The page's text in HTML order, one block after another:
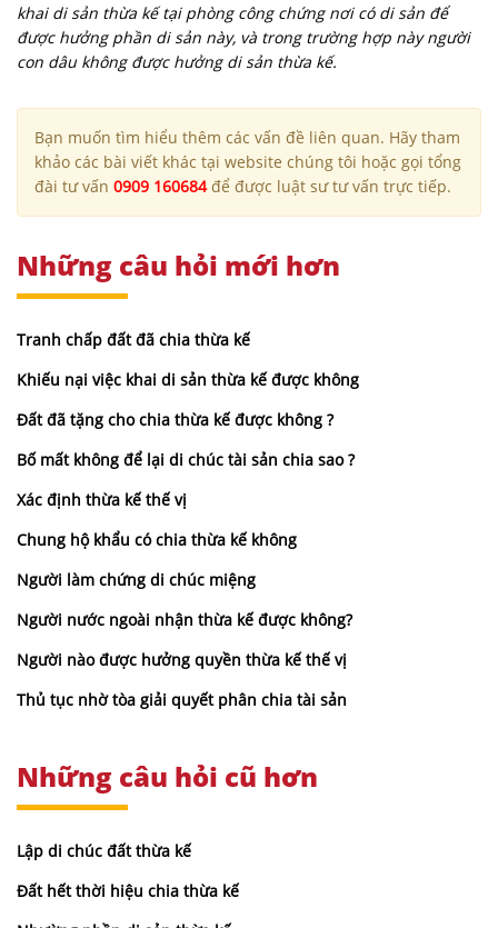
khai di sản thừa kế tại phòng công chứng nơi có di sản để
được hưởng phần di sản này, và trong trường hợp này người
con dâu không được hưởng di sản thừa kế.
Bạn muốn tìm hiểu thêm các vấn đề liên quan. Hãy tham
khảo các bài viết khác tại website chúng tôi hoặc gọi tổng
đài tư vấn 0909 160684để được luật sư tư vấn trực tiếp.
Những câu hỏi mới hơn
Tranh chấp đất đã chia thừa kế
Khiếu nại việc khai di sản thừa kế được không
Đất đã tặng cho chia thừa kế được không ?
Bố mất không để lại di chúc tài sản chia sao ?
Xác định thừa kế thế vị
Chung hộ khẩu có chia thừa kế không
Người làm chứng di chúc miệng
Người nước ngoài nhận thừa kế được không?
Người nào được hưởng quyền thừa kế thế vị
Thủ tục nhờ tòa giải quyết phân chia tài sản
Những câu hỏi cũ hơn
Lập di chúc đất thừa kế
Đất hết thời hiệu chia thừa kế